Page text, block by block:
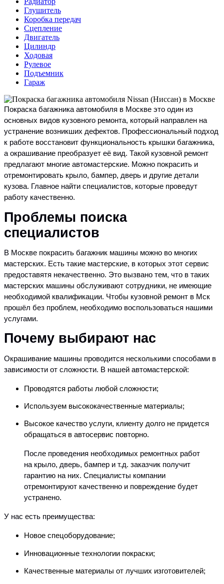
Глушитель
Коробка передач
Сцепление
Двигатель
Цилиндр
Ходовая
Рулевое
Подъемник
Гараж
Покраска багажника автомобиля в Москве это один из
основных видов кузовного ремонта, который направлен на
устранение возникших дефектов. Профессиональный подход
к работе восстановит функциональность крышки багажника,
а окрашивание преобразует её вид. Такой кузовной ремонт
предлагают многие автомастерские. Можно покрасить и
отремонтировать крыло, бампер, дверь и другие детали
кузова. Главное найти специалистов, которые проведут
работу качественно.
Проблемы поиска
специалистов
В Москве покрасить багажник машины можно во многих
мастерских. Есть такие мастерские, в которых этот сервис
предоставятя некачественно. Это вызвано тем, что в таких
мастерских машины обслуживают сотрудники, не имеющие
необходимой квалификации. Чтобы кузовной ремонт в Мск
прошёл без проблем, необходимо воспользоваться нашими
услугами.
Почему выбирают нас
Окрашивание машины проводится несколькими способами в
зависимости от сложности. В нашей автомастерской:
Проводятся работы любой сложности;
Используем высококачественные материалы;
Высокое качество услуги, клиенту долго не придется
обращаться в автосервис повторно.
После проведения необходимых ремонтных работ
на крыло, дверь, бампер и т.д. заказчик получит
гарантию на них. Специалисты компании
отремонтируют качественно и повреждение будет
устранено.
У нас есть преимущества:
Новое спецоборудование;
Инновационные технологии покраски;
Качественные материалы от лучших изготовителей;